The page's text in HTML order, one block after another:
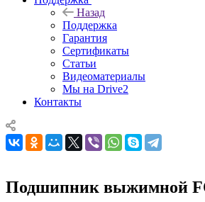
Назад
Поддержка
Гарантия
Сертификаты
Статьи
Видеоматериалы
Мы на Drive2
Контакты
Подшипник выжимной